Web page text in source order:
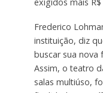
Frederico
instituição, diz
buscar sua nova
Assim, o teatro
salas multiúso,